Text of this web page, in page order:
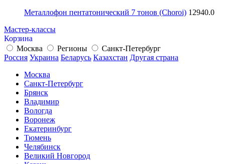
Металлофон пентатонический 7 тонов (Choroi) 12940.0
Мастер-классы
Корзина
Москва
Регионы
Санкт-Петербург
Россия Украина Беларусь Казахстан Другая страна
Москва
Санкт-Петербург
Брянск
Владимир
Вологда
Воронеж
Екатеринбург
Тюмень
Челябинск
Великий Новгород